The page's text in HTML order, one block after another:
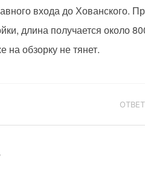
входа до Хованского.
длина получается около
на обзорку не тянет.